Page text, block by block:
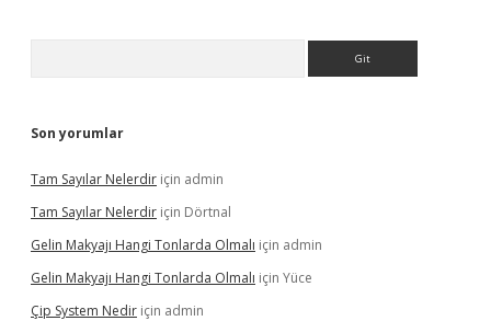
Son yorumlar
Tam Sayılar Nelerdir için admin
Tam Sayılar Nelerdir için Dörtnal
Gelin Makyajı Hangi Tonlarda Olmalı için admin
Gelin Makyajı Hangi Tonlarda Olmalı için Yüce
Çip System Nedir için admin